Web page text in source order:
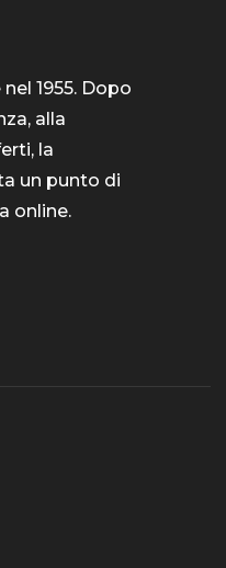
1955. Dopo
alla
la
un punto di
online.